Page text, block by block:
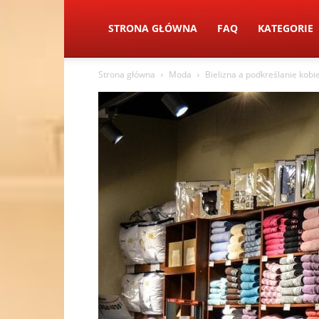
STRONA GŁÓWNA FAQ KATEGORIE
Strona główna Moda Bielizna a podkreślanie